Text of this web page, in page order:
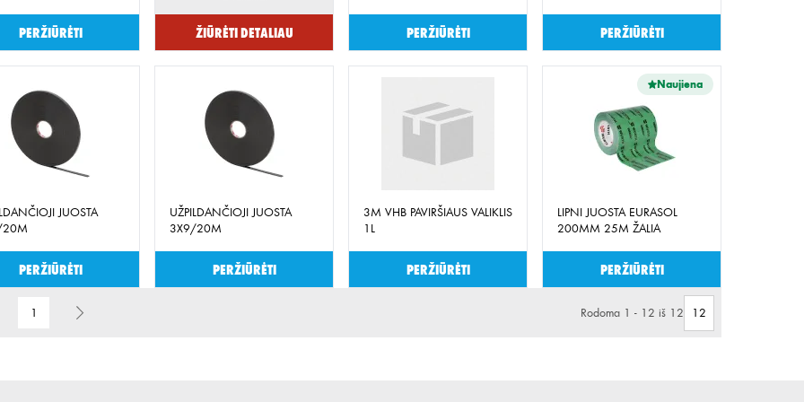
Peržiūrėti Žiūrėti detaliau Peržiūrėti Peržiūrėti
JUOSTA
20M
Peržiūrėti
UŽPILDANČIOJI JUOSTA
3X9/20M
Peržiūrėti
3M VHB PAVIRŠIAUS VALIKLIS
1L
Peržiūrėti
Naujiena
LIPNI JUOSTA EURASOL
200MM 25M ŽALIA
Peržiūrėti
1 Rodoma 1 - 12 iš 12